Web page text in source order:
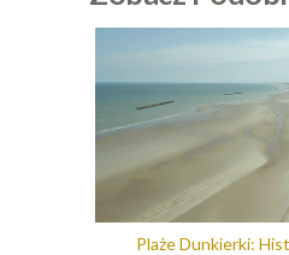
Plaże Dunkierki: